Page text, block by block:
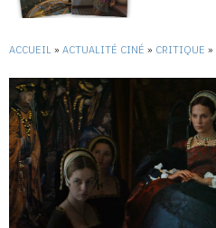
ACCUEIL » ACTUALITÉ CINÉ » CRITIQUE »